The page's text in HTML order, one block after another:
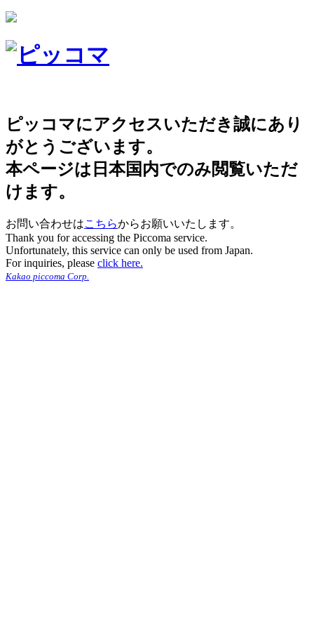
ピッコマにアクセスいただき誠にあり
がとうございます。
本ページは日本国内でのみ閲覧いただ
けます。
お問い合わせはこちらからお願いいたします。
Thank you for accessing the Piccoma service.
Unfortunately, this service can only be used from Japan.
For inquiries, please click here.
Kakao piccoma Corp.